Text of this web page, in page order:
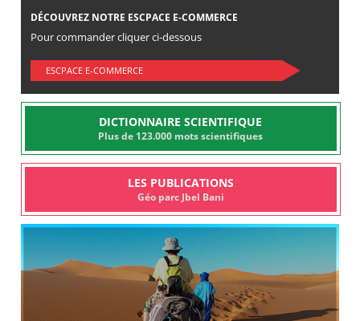
DÉCOUVREZ NOTRE ESCPACE E-COMMERCE
Pour commander cliquer ci-dessous
ESCPACE E-COMMERCE
DICTIONNAIRE SCIENTIFIQUE
Plus de 123.000 mots scientifiques
LES PUBLICATIONS
Géo parc Jbel Bani